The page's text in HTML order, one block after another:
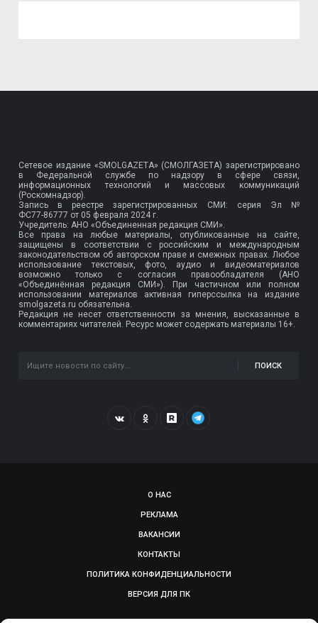
Сетевое издание «SMOLGAZETA» (СМОЛГАЗЕТА) зарегистрировано
в Федеральной службе по надзору в сфере связи,
информационных технологий и массовых коммуникаций
(Роскомнадзор).
Запись в реестре зарегистрированных СМИ: серия Эл №
ФС77-86777 от 05 февраля 2024 г.
Учредитель: АНО «Объединенная редакция СМИ».
Все права на любые материалы, опубликованные на сайте,
защищены в соответствии с российским и международным
законодательством об авторском праве и смежных правах. Любое
использование текстовых, фото, аудио и видеоматериалов
возможно только с согласия правообладателя (АНО
«Объединённая редакция СМИ»). При частичном или полном
использовании материалов активная гиперссылка на издание
smolgazeta.ru обязательна.
Редакция не несет ответственности за мнения, высказанные в
комментариях читателей. Ресурс может содержать материалы 16+.
ПОИСК
О НАС
РЕКЛАМА
ВАКАНСИИ
КОНТАКТЫ
ПОЛИТИКА КОНФИДЕНЦИАЛЬНОСТИ
ВЕРСИЯ ДЛЯ ПК